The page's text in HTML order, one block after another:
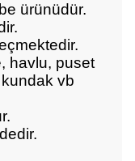
ürünüdür.
havlu, puset
vb